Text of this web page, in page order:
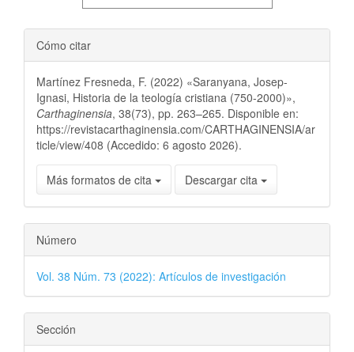
Cómo citar
Martínez Fresneda, F. (2022) «Saranyana, Josep-
Ignasi, Historia de la teología cristiana (750-2000)»,
Carthaginensia, 38(73), pp. 263–265. Disponible en:
https://revistacarthaginensia.com/CARTHAGINENSIA/ar
ticle/view/408 (Accedido: 6 agosto 2026).
Más formatos de cita Descargar cita
Número
Vol. 38 Núm. 73 (2022): Artículos de investigación
Sección